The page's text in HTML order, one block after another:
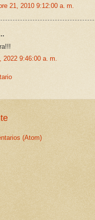
21, 2010 9:12:00 a. m.
2022 9:46:00 a. m.
(Atom)